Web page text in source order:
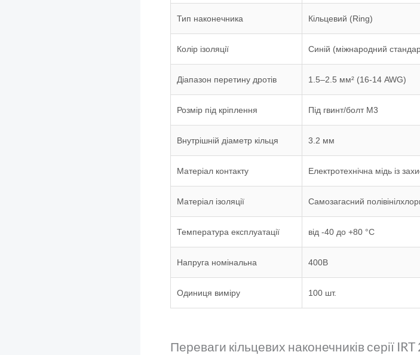
Тип наконечника Кільцевий (Ring)
Колір ізоляції Синій (міжнародний
Діапазон перетину дротів 1.5–2.5 мм² (16-14 AWG)
Розмір під кріплення Під гвинт/болт М3
Внутрішній діаметр кільця 3.2 мм
Матеріал контакту Електротехнічна мідь із
Матеріал ізоляції Самозагасний
Температура експлуатації від -40 до +80 °С
Напруга номінальна 400В
Одиниця виміру 100 шт.
Переваги кільцевих наконечників серії IRT